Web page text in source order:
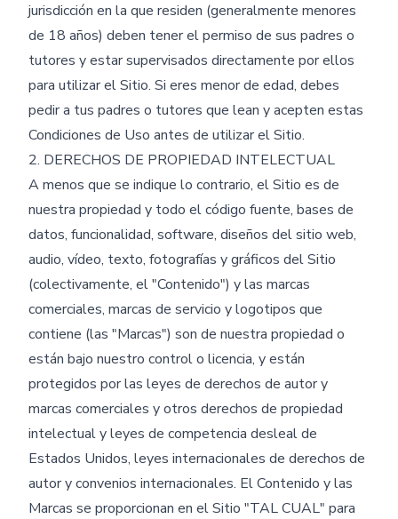
jurisdicción en la que residen (generalmente menores
de 18 años) deben tener el permiso de sus padres o
tutores y estar supervisados directamente por ellos
para utilizar el Sitio. Si eres menor de edad, debes
pedir a tus padres o tutores que lean y acepten estas
Condiciones de Uso antes de utilizar el Sitio.
2. DERECHOS DE PROPIEDAD INTELECTUAL
A menos que se indique lo contrario, el Sitio es de
nuestra propiedad y todo el código fuente, bases de
datos, funcionalidad, software, diseños del sitio web,
audio, vídeo, texto, fotografías y gráficos del Sitio
(colectivamente, el "Contenido") y las marcas
comerciales, marcas de servicio y logotipos que
contiene (las "Marcas") son de nuestra propiedad o
están bajo nuestro control o licencia, y están
protegidos por las leyes de derechos de autor y
marcas comerciales y otros derechos de propiedad
intelectual y leyes de competencia desleal de
Estados Unidos, leyes internacionales de derechos de
autor y convenios internacionales. El Contenido y las
Marcas se proporcionan en el Sitio "TAL CUAL" para